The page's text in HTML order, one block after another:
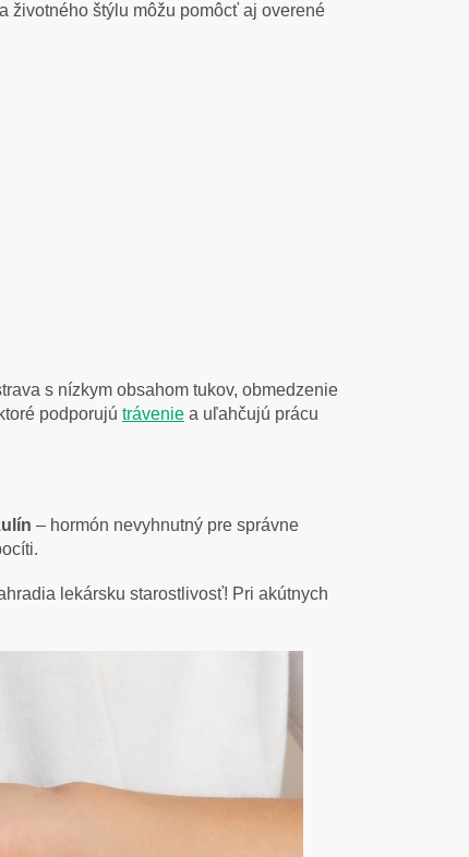
životného štýlu môžu pomôcť aj overené
s nízkym obsahom tukov, obmedzenie
podporujú trávenie a uľahčujú prácu
– hormón nevyhnutný pre správne
lekársku starostlivosť! Pri akútnych